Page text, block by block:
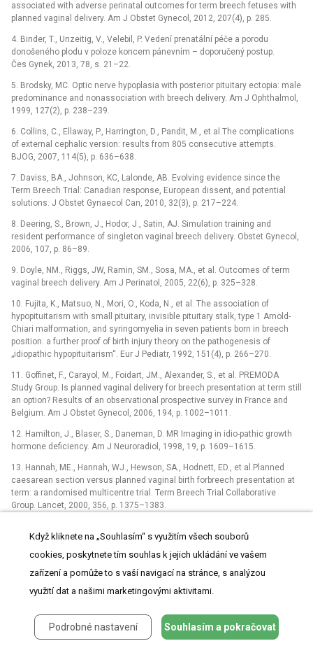
associated with adverse perinatal outcomes for term breech fetuses with
planned vaginal delivery. Am J Obstet Gynecol, 2012, 207(4), p. 285.
4. Binder, T., Unzeitig, V., Velebil, P. Vedení prenatální péče a porodu
donošeného plodu v poloze koncem pánevním –⁠ doporučený postup.
Čes Gynek, 2013, 78, s. 21–22.
5. Brodsky, MC. Optic nerve hypoplasia with posterior pituitary ectopia: male
predominance and nonassociation with breech delivery. Am J Ophthalmol,
1999, 127(2), p. 238–239.
6. Collins, C., Ellaway, P., Harrington, D., Pandit, M., et al.The complications
of external cephalic version: results from 805 consecutive attempts.
BJOG, 2007, 114(5), p. 636–638.
7. Daviss, BA., Johnson, KC, Lalonde, AB. Evolving evidence since the
Term Breech Trial: Canadian response, European dissent, and potential
solutions. J Obstet Gynaecol Can, 2010, 32(3), p. 217–224.
8. Deering, S., Brown, J., Hodor, J., Satin, AJ. Simulation training and
resident performance of singleton vaginal breech delivery. Obstet Gynecol,
2006, 107, p. 86–89.
9. Doyle, NM., Riggs, JW, Ramin, SM., Sosa, MA., et al. Outcomes of term
vaginal breech delivery. Am J Perinatol, 2005, 22(6), p. 325–328.
10. Fujita, K., Matsuo, N., Mori, O., Koda, N., et al. The association of
hypopituitarism with small pituitary, invisible pituitary stalk, type 1 Arnold-
Chiari malformation, and syringomyelia in seven patients born in breech
position: a further proof of birth injury theory on the pathogenesis of
„idiopathic hypopituitarism“. Eur J Pediatr, 1992, 151(4), p. 266–270.
11. Goffinet, F., Carayol, M., Foidart, JM., Alexander, S., et al. PREMODA
Study Group. Is planned vaginal delivery for breech presentation at term still
an option? Results of an observational prospective survey in France and
Belgium. Am J Obstet Gynecol, 2006, 194, p. 1002–1011.
12. Hamilton, J., Blaser, S., Daneman, D. MR Imaging in idio-pathic growth
hormone deficiency. Am J Neuroradiol, 1998, 19, p. 1609–1615.
13. Hannah, ME., Hannah, WJ., Hewson, SA., Hodnett, ED., et al.Planned
caesarean section versus planned vaginal birth forbreech presentation at
term: a randomised multicentre trial. Term Breech Trial Collaborative
Group. Lancet, 2000, 356, p. 1375–1383.
3 months after planned Caesarean vs planned vaginal delivery for breech
presentation at term: the international randomized Term Breech Trial.
15. Hannah, ME., Whyte, H., Hannah, WJ., Hewson, S., et al. Maternal
outcomes at 2 years after planned Caesarean section versus planned
Term Breech Trial. Am J Obstet Gynecol, 2004, 191(3), p. 917–927.
Když kliknete na „Souhlasím“ s využitím všech souborů
cookies, poskytnete tím souhlas k jejich ukládání ve vašem
zařízení a pomůže to s vaší navigací na stránce, s analýzou
využití dat a našimi marketingovými aktivitami.
Podrobné nastavení Souhlasím a pokračovat